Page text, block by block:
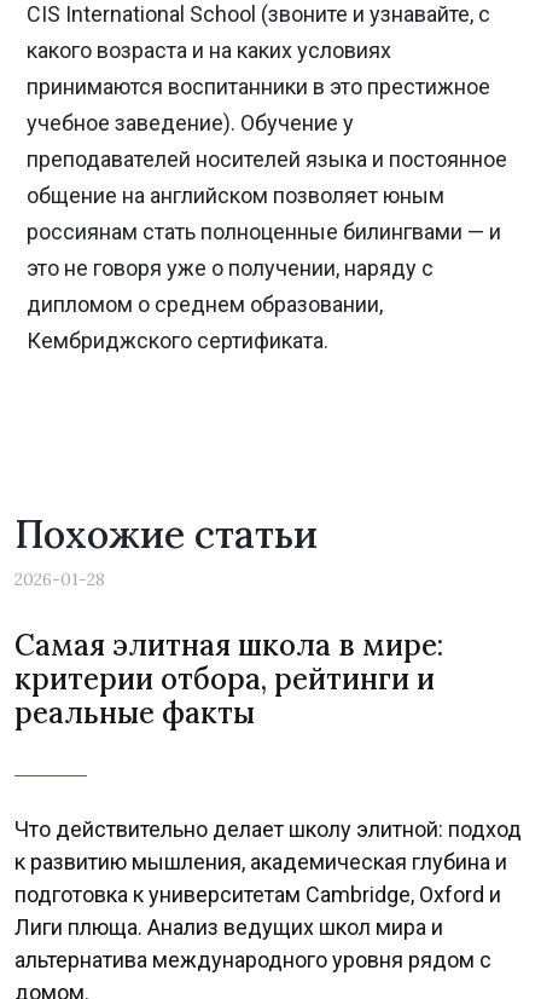
CIS International School (звоните и узнавайте, с
какого возраста и на каких условиях
принимаются воспитанники в это престижное
учебное заведение). Обучение у
преподавателей носителей языка и постоянное
общение на английском позволяет юным
россиянам стать полноценные билингвами — и
это не говоря уже о получении, наряду с
дипломом о среднем образовании,
Кембриджского сертификата.
Похожие статьи
2026-01-28
Самая элитная школа в мире:
критерии отбора, рейтинги и
реальные факты
Что действительно делает школу элитной: подход
к развитию мышления, академическая глубина и
подготовка к университетам Cambridge, Oxford и
Лиги плюща. Анализ ведущих школ мира и
альтернатива международного уровня рядом с
домом.